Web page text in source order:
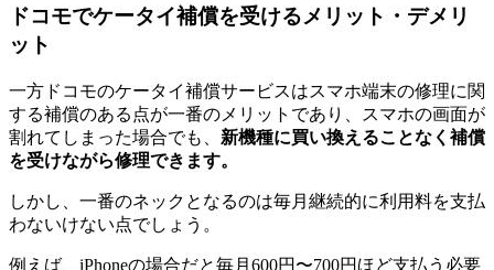
ドコモでケータイ補償を受けるメリット・デメリ
ット
一方ドコモのケータイ補償サービスはスマホ端末の修理に関
する補償のある点が一番のメリットであり、スマホの画面が
割れてしまった場合でも、 新機種に買い換えることなく補償
を受けながら修理できます。
しかし、一番のネックとなるのは毎月継続的に利用料を支払
わないけない点でしょう。
例えば、iPhoneの場合だと毎月600円〜700円ほど支払う必要